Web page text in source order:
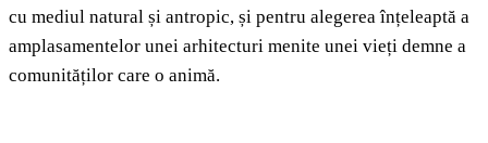
cu mediul natural și antropic, și pentru alegerea înțeleaptă a
amplasamentelor unei arhitecturi menite unei vieți demne a
comunităților care o animă.